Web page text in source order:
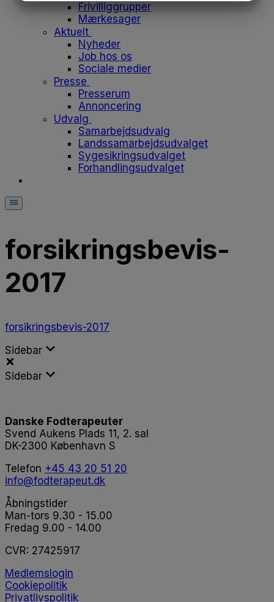
Frivilliggrupper
Mærkesager
Aktuelt
Nyheder
Job hos os
Sociale medier
Presse
Presserum
Annoncering
Udvalg
Samarbejdsudvalg
Landssamarbejdsudvalget
Sygesikringsudvalget
Forhandlingsudvalget
forsikringsbevis-
2017
forsikringsbevis-2017
Sidebar
Sidebar
Danske Fodterapeuter
Svend Aukens Plads 11, 2. sal
DK-2300 København S
Telefon +45 43 20 51 20
info@fodterapeut.dk
Åbningstider
Man-tors 9.30 - 15.00
Fredag 9.00 - 14.00
CVR: 27425917
Medlemslogin
Cookiepolitik
Privatlivspolitik
MARKETING